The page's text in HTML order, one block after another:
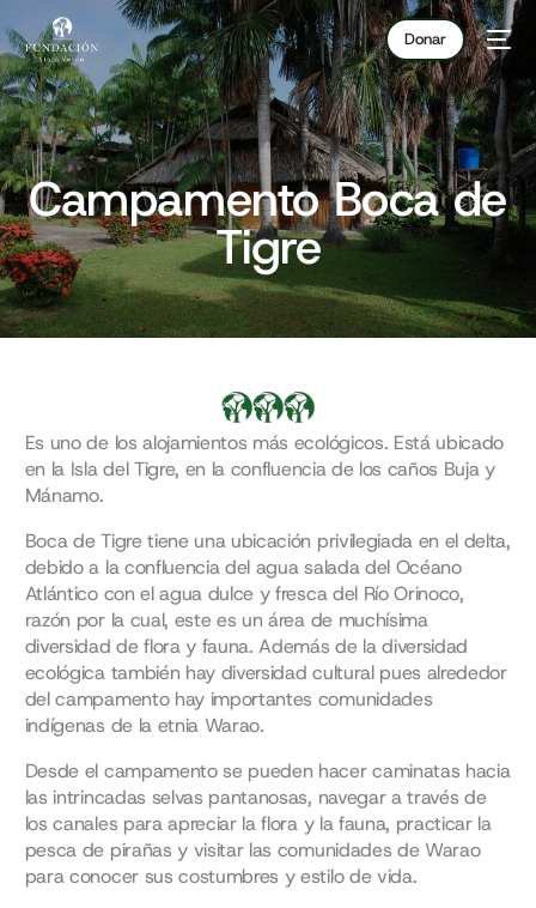
Donar
Campamento Boca de
Tigre
Es uno de los alojamientos más ecológicos. Está ubicado
en la Isla del Tigre, en la confluencia de los caños Buja y
Mánamo.
Boca de Tigre tiene una ubicación privilegiada en el delta,
debido a la confluencia del agua salada del Océano
Atlántico con el agua dulce y fresca del Río Orinoco,
razón por la cual, este es un área de muchísima
diversidad de flora y fauna. Además de la diversidad
ecológica también hay diversidad cultural pues alrededor
del campamento hay importantes comunidades
indígenas de la etnia Warao.
Desde el campamento se pueden hacer caminatas hacia
las intrincadas selvas pantanosas, navegar a través de
los canales para apreciar la flora y la fauna, practicar la
pesca de pirañas y visitar las comunidades de Warao
para conocer sus costumbres y estilo de vida.